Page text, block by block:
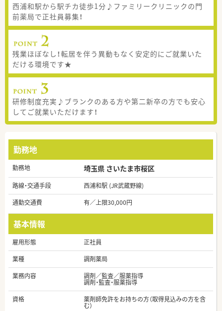
西浦和駅から駅チカ徒歩1分♪ファミリークリニックの門
前薬局で正社員募集！
残業ほぼなし！転居を伴う異動もなく安定的にご就業いた
だける環境です★
研修制度充実♪ブランクのある方や第二新卒の方でも安心
してご就業いただけます！
勤務地
勤務地 埼玉県 さいたま市桜区
路線・交通手段
西浦和駅 (JR武蔵野線)
通勤交通費
有／上限30,000円
基本情報
雇用形態
正社員
業種
調剤薬局
業務内容
調剤／監査／服薬指導
調剤・監査・服薬指導
資格
薬剤師免許をお持ちの方（取得見込みの方を含
む）